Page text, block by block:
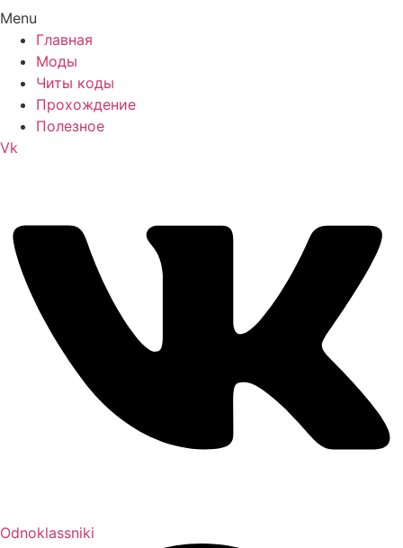
Menu
Главная
Моды
Читы коды
Прохождение
Полезное
Vk
Odnoklassniki